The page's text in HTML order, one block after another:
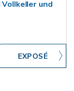
und